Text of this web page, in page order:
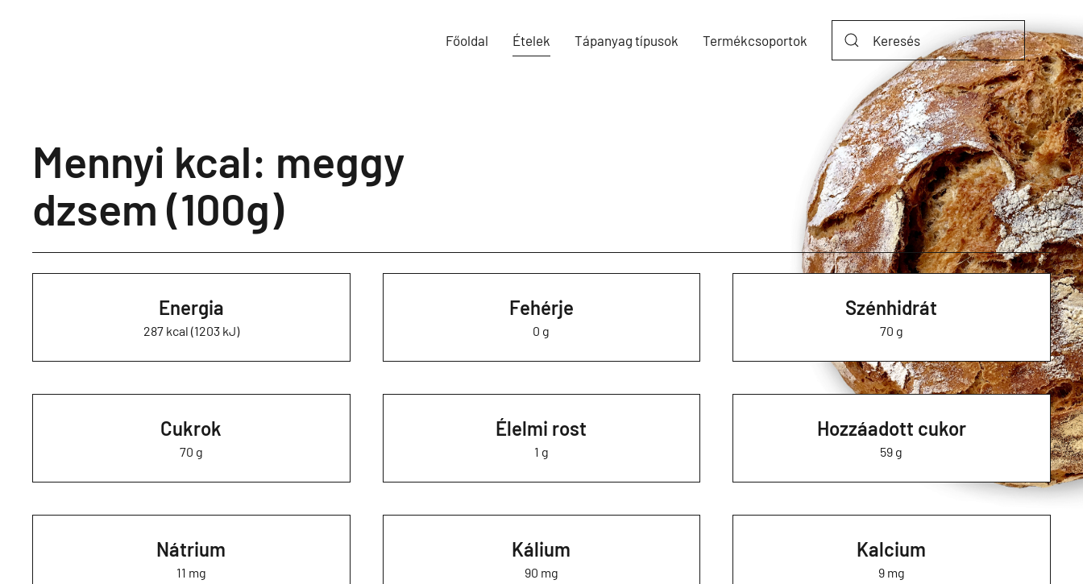
Főoldal Ételek Tápanyag típusok Termékcsoportok
Mennyi kcal: meggy
dzsem (100g)
Energia
287 kcal (1203 kJ)
Fehérje
0 g
Szénhidrát
70 g
Cukrok
70 g
Élelmi rost
1 g
Hozzáadott cukor
59 g
Nátrium
11 mg
Kálium
90 mg
Kalcium
9 mg